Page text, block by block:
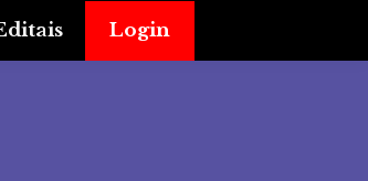
Login